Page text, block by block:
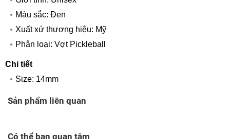
Màu sắc: Đen
Xuất xứ thương hiệu: Mỹ
Phân loại: Vợt Pickleball
Chi tiết
Size: 14mm
Sản phẩm liên quan
Có thể bạn quan tâm